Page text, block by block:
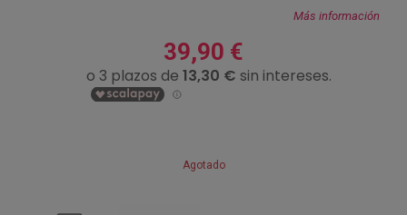
Más información
39,90 €
Agotado